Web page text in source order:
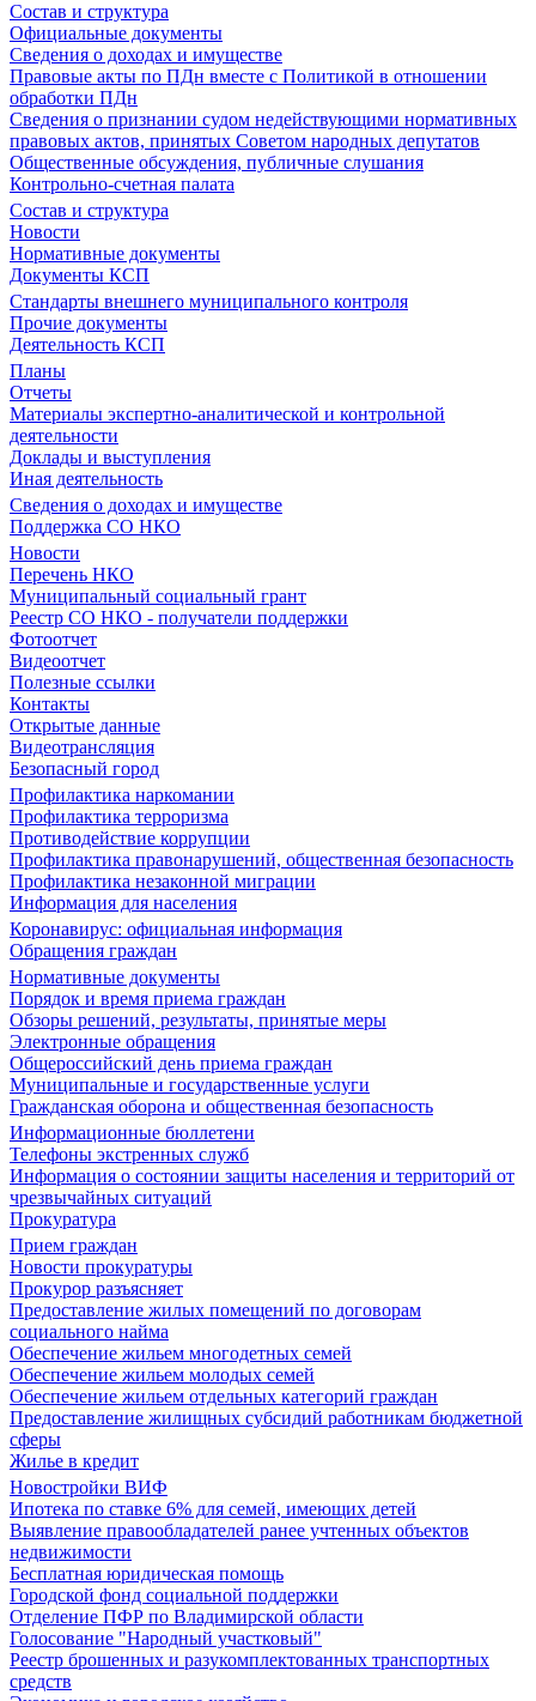
Состав и структура
Официальные документы
Сведения о доходах и имуществе
Правовые акты по ПДн вместе с Политикой в отношении
обработки ПДн
Сведения о признании судом недействующими нормативных
правовых актов, принятых Советом народных депутатов
Общественные обсуждения, публичные слушания
Контрольно-счетная палата
Состав и структура
Новости
Нормативные документы
Документы КСП
Стандарты внешнего муниципального контроля
Прочие документы
Деятельность КСП
Планы
Отчеты
Материалы экспертно-аналитической и контрольной
деятельности
Доклады и выступления
Иная деятельность
Сведения о доходах и имуществе
Поддержка СО НКО
Новости
Перечень НКО
Муниципальный социальный грант
Реестр СО НКО - получатели поддержки
Фотоотчет
Видеоотчет
Полезные ссылки
Контакты
Открытые данные
Видеотрансляция
Безопасный город
Профилактика наркомании
Профилактика терроризма
Противодействие коррупции
Профилактика правонарушений, общественная безопасность
Профилактика незаконной миграции
Информация для населения
Коронавирус: официальная информация
Обращения граждан
Нормативные документы
Порядок и время приема граждан
Обзоры решений, результаты, принятые меры
Электронные обращения
Общероссийский день приема граждан
Муниципальные и государственные услуги
Гражданская оборона и общественная безопасность
Информационные бюллетени
Телефоны экстренных служб
Информация о состоянии защиты населения и территорий от
чрезвычайных ситуаций
Прокуратура
Прием граждан
Новости прокуратуры
Прокурор разъясняет
Предоставление жилых помещений по договорам
социального найма
Обеспечение жильем многодетных семей
Обеспечение жильем молодых семей
Обеспечение жильем отдельных категорий граждан
Предоставление жилищных субсидий работникам бюджетной
сферы
Жилье в кредит
Новостройки ВИФ
Ипотека по ставке 6% для семей, имеющих детей
Выявление правообладателей ранее учтенных объектов
недвижимости
Бесплатная юридическая помощь
Городской фонд социальной поддержки
Отделение ПФР по Владимирской области
Голосование "Народный участковый"
Реестр брошенных и разукомплектованных транспортных
средств